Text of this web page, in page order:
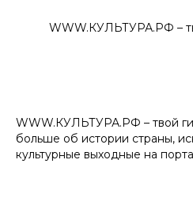
WWW.КУЛЬТУРА.РФ –
WWW.КУЛЬТУРА.РФ – твой
больше об истории страны,
культурные выходные на